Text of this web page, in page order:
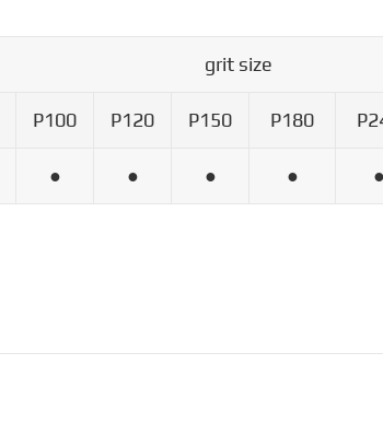
grit size
P100 P120 P150 P180
● ● ● ●